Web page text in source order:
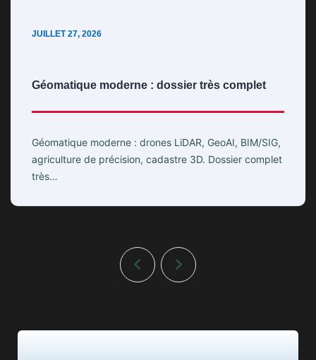
JUILLET 27, 2026
Géomatique moderne : dossier très complet
Géomatique moderne : drones LiDAR, GeoAI, BIM/SIG,
agriculture de précision, cadastre 3D. Dossier complet
très…